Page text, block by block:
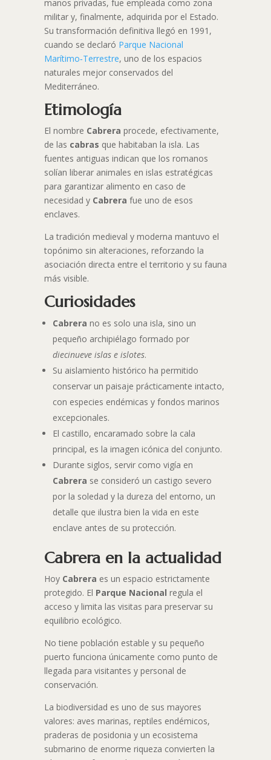
manos privadas, fue empleada como zona
militar y, finalmente, adquirida por el Estado.
Su transformación definitiva llegó en 1991,
cuando se declaró Parque Nacional
Marítimo‑Terrestre, uno de los espacios
naturales mejor conservados del
Mediterráneo.
Etimología
El nombre Cabrera procede, efectivamente,
de las cabras que habitaban la isla. Las
fuentes antiguas indican que los romanos
solían liberar animales en islas estratégicas
para garantizar alimento en caso de
necesidad y Cabrera fue uno de esos
enclaves.
La tradición medieval y moderna mantuvo el
topónimo sin alteraciones, reforzando la
asociación directa entre el territorio y su fauna
más visible.
Curiosidades
Cabrera no es solo una isla, sino un
pequeño archipiélago formado por
diecinueve islas e islotes.
Su aislamiento histórico ha permitido
conservar un paisaje prácticamente intacto,
con especies endémicas y fondos marinos
excepcionales.
El castillo, encaramado sobre la cala
principal, es la imagen icónica del conjunto.
Durante siglos, servir como vigía en
Cabrera se consideró un castigo severo
por la soledad y la dureza del entorno, un
detalle que ilustra bien la vida en este
enclave antes de su protección.
Cabrera en la actualidad
Hoy Cabrera es un espacio estrictamente
protegido. El Parque Nacional regula el
acceso y limita las visitas para preservar su
equilibrio ecológico.
No tiene población estable y su pequeño
puerto funciona únicamente como punto de
llegada para visitantes y personal de
conservación.
La biodiversidad es uno de sus mayores
valores: aves marinas, reptiles endémicos,
praderas de posidonia y un ecosistema
submarino de enorme riqueza convierten la